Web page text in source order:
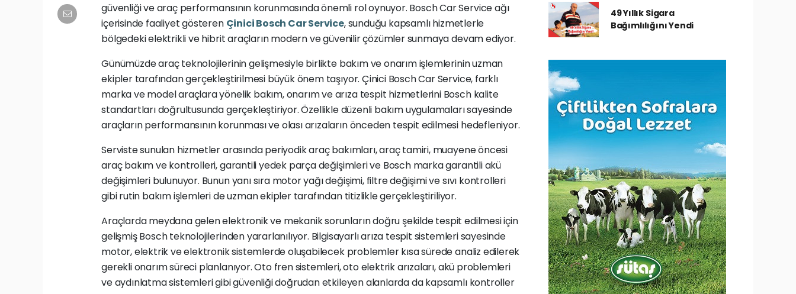
güvenliği ve araç performansının korunmasında önemli rol oynuyor. Bosch Car Service ağı
içerisinde faaliyet gösteren Çinici Bosch Car Service, sunduğu kapsamlı hizmetlerle
bölgedeki elektrikli ve hibrit araçların modern ve güvenilir çözümler sunmaya devam ediyor.
Günümüzde araç teknolojilerinin gelişmesiyle birlikte bakım ve onarım işlemlerinin uzman
ekipler tarafından gerçekleştirilmesi büyük önem taşıyor. Çinici Bosch Car Service, farklı
marka ve model araçlara yönelik bakım, onarım ve arıza tespit hizmetlerini Bosch kalite
standartları doğrultusunda gerçekleştiriyor. Özellikle düzenli bakım uygulamaları sayesinde
araçların performansının korunması ve olası arızaların önceden tespit edilmesi hedefleniyor.
Serviste sunulan hizmetler arasında periyodik araç bakımları, araç tamiri, muayene öncesi
araç bakım ve kontrolleri, garantili yedek parça değişimleri ve Bosch marka garantili akü
değişimleri bulunuyor. Bunun yanı sıra motor yağı değişimi, filtre değişimi ve sıvı kontrolleri
gibi rutin bakım işlemleri de uzman ekipler tarafından titizlikle gerçekleştiriliyor.
Araçlarda meydana gelen elektronik ve mekanik sorunların doğru şekilde tespit edilmesi için
gelişmiş Bosch teknolojilerinden yararlanılıyor. Bilgisayarlı arıza tespit sistemleri sayesinde
motor, elektrik ve elektronik sistemlerde oluşabilecek problemler kısa sürede analiz edilerek
gerekli onarım süreci planlanıyor. Oto fren sistemleri, oto elektrik arızaları, akü problemleri
ve aydınlatma sistemleri gibi güvenliği doğrudan etkileyen alanlarda da kapsamlı kontroller
49 Yıllık Sigara
Bağımlılığını Yendi